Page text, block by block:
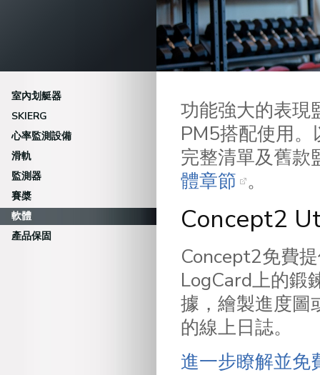
室內划艇器
SKIERG
心率監測設備
滑軌
監測器
賽槳
軟體
產品保固
功能強大的表現
PM5搭配使用
完整清單及舊款
體章節 。
Concept2
Concept2免費
LogCard上的鍛
據，繪製進度圖
的線上日誌。
進一步瞭解並免